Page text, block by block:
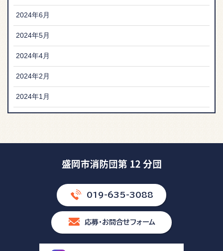
2024年6月
2024年5月
2024年4月
2024年2月
2024年1月
019-635-3088
応募・お問合せフォーム